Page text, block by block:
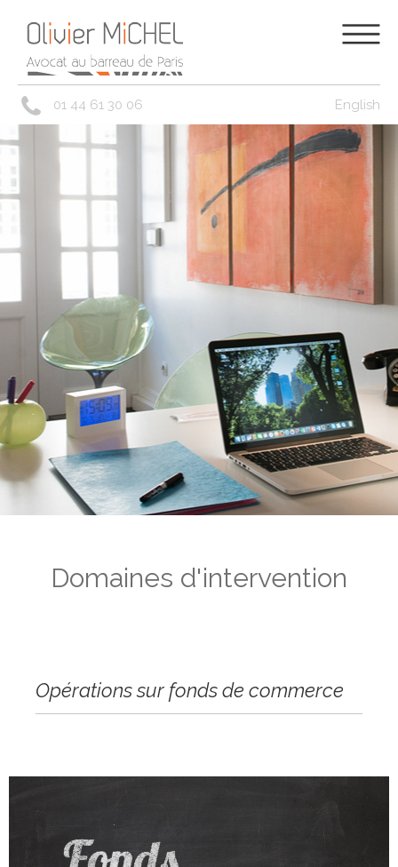
01 44 61 30 06 English
Domaines d'intervention
Opérations sur fonds de commerce